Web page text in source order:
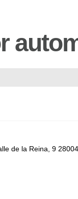
de la Reina, 9